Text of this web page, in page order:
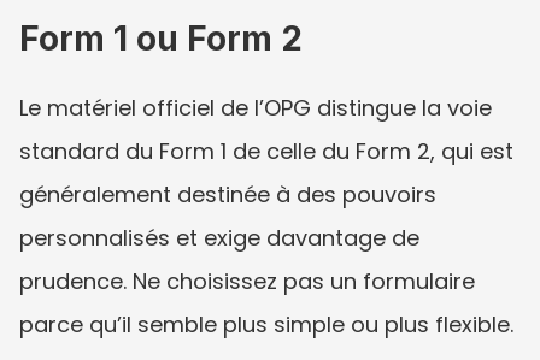
Form 1 ou Form 2
Le matériel officiel de l’OPG distingue la voie
standard du Form 1 de celle du Form 2, qui est
généralement destinée à des pouvoirs
personnalisés et exige davantage de
prudence. Ne choisissez pas un formulaire
parce qu’il semble plus simple ou plus flexible.